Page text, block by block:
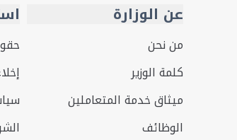
عن الوزارة
من نحن
كلمة الوزير
ميثاق خدمة المتعاملين
الوظائف